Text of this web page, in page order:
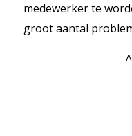
medewerker te
groot aantal